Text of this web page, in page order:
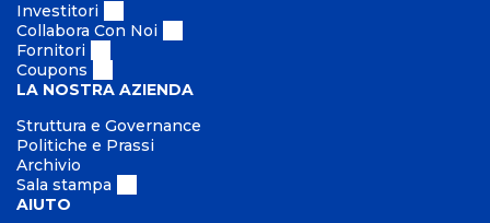
Investitori
Collabora Con Noi
Fornitori
Coupons
LA NOSTRA AZIENDA
Struttura e Governance
Politiche e Prassi
Archivio
Sala stampa
AIUTO